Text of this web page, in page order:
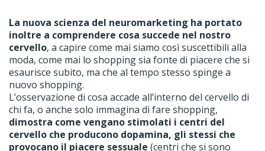
La nuova scienza del neuromarketing ha portato
inoltre a comprendere cosa succede nel nostro
cervello, a capire come mai siamo così suscettibili alla
moda, come mai lo shopping sia fonte di piacere che si
esaurisce subito, ma che al tempo stesso spinge a
nuovo shopping.
L’osservazione di cosa accade all’interno del cervello di
chi fa, o anche solo immagina di fare shopping,
dimostra come vengano stimolati i centri del
cervello che producono dopamina, gli stessi che
provocano il piacere sessuale (centri che si sono